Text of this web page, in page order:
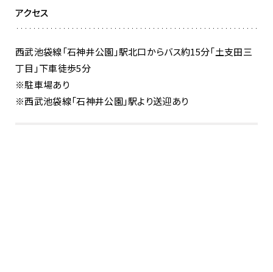
アクセス
西武池袋線「石神井公園」駅北口からバス約15分「土支田三
丁目」下車徒歩5分
※駐車場あり
※西武池袋線「石神井公園」駅より送迎あり